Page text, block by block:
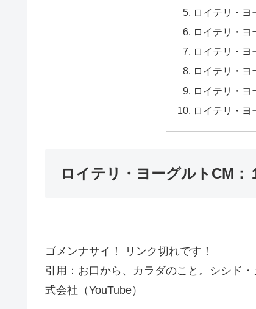
ロイテリ・ヨ
ロイテリ・ヨ
ロイテリ・ヨ
ロイテリ・ヨ
ロイテリ・ヨ
ロイテリ・
ロイテリ・ヨーグルトCM：
ゴメンナサイ！ リンク切れです！
引用：お口から、カラダのこと。シシド
式会社（YouTube）